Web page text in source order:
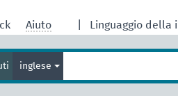
Linguaggio della
Aiuto
inglese
termine
per